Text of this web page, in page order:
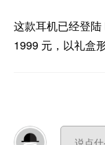
这款耳机已经登
1999 元，以礼盒